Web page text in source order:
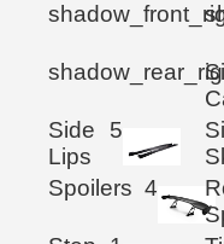
Side
Lips
5
Spoilers 4